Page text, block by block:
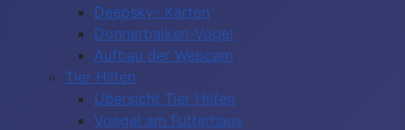
Deepsky- Karten
Donnerbalken-Vogel
Aufbau der Webcam
Tier Hilfen
Übersicht Tier Hilfen
Voegel am Futterhaus